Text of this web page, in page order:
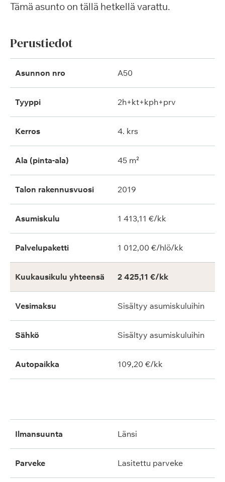
Tämä asunto on tällä hetkellä varattu.
Perustiedot
Asunnon nro A50
Tyyppi 2h+kt+kph+prv
Kerros 4. krs
Ala (pinta-ala) 45 m²
Talon rakennusvuosi 2019
Asumiskulu 1 413,11 €/kk
Palvelupaketti 1 012,00 €/hlö/kk
Kuukausikulu yhteensä 2 425,11 €/kk
Vesimaksu Sisältyy asumiskuluihin
Sähkö Sisältyy asumiskuluihin
Autopaikka 109,20 €/kk
ilmansuunta länsi
parveke lasitettu parveke